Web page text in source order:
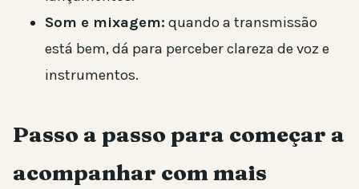
Som e mixagem: quando a transmissão
está bem, dá para perceber clareza de voz e
instrumentos.
Passo a passo para começar a
acompanhar com mais